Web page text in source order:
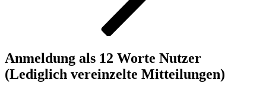
Anmeldung als 12 Worte Nutzer
(Lediglich vereinzelte Mitteilungen)